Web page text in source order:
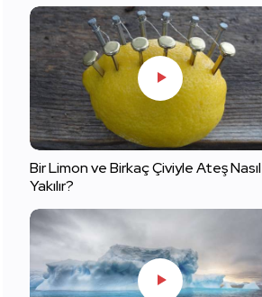
Bir Limon ve Birkaç Çiviyle Ateş Nasıl
Yakılır?